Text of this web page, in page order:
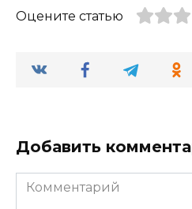
Оцените статью
Добавить
Комментарий